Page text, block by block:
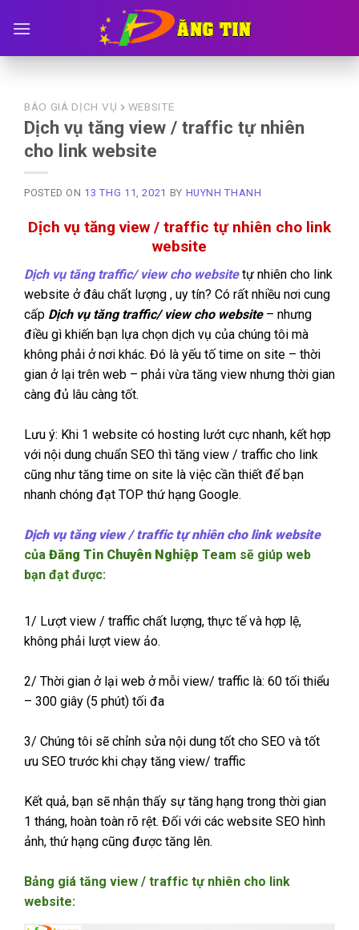
BÁO GIÁ DỊCH VỤ WEBSITE
Dịch vụ tăng view / traffic tự nhiên
cho link website
POSTED ON 13 THG 11, 2021 BY HUYNH THANH
Dịch vụ tăng view / traffic tự nhiên cho link
website
Dịch vụ tăng traffic/ view cho websitetự nhiên cho link
website ở đâu chất lượng , uy tín? Có rất nhiều nơi cung
cấp Dịch vụ tăng traffic/ view cho website – nhưng
điều gì khiến bạn lựa chọn dịch vụ của chúng tôi mà
không phải ở nơi khác. Đó là yếu tố time on site – thời
gian ở lại trên web – phải vừa tăng view nhưng thời gian
càng đủ lâu càng tốt.
Lưu ý: Khi 1 website có hosting lướt cực nhanh, kết hợp
với nội dung chuẩn SEO thì tăng view / traffic cho link
cũng như tăng time on site là việc cần thiết để bạn
nhanh chóng đạt TOP thứ hạng Google.
Dịch vụ tăng view / traffic tự nhiên cho link website
của Đăng Tin Chuyên Nghiệp Team sẽ giúp web
bạn đạt được:
1/ Lượt view / traffic chất lượng, thực tế và hợp lệ,
không phải lượt view ảo.
2/ Thời gian ở lại web ở mỗi view/ traffic là: 60 tối thiểu
– 300 giây (5 phút) tối đa
3/ Chúng tôi sẽ chỉnh sửa nội dung tốt cho SEO và tốt
ưu SEO trước khi chạy tăng view/ traffic
Kết quả, bạn sẽ nhận thấy sự tăng hạng trong thời gian
1 tháng, hoàn toàn rõ rệt. Đối với các website SEO hình
ảnh, thứ hạng cũng được tăng lên.
Bảng giá tăng view / traffic tự nhiên cho link
website: